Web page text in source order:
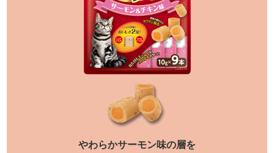
やわらかサーモン味の層を